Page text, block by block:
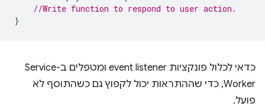
//Write function to respond to user action.
}
כדאי לכלול פונקציות event listener ומטפלים ב-Service
Worker, כדי שההתראות יכול לקפוץ גם כשהתוסף לא
פועל.